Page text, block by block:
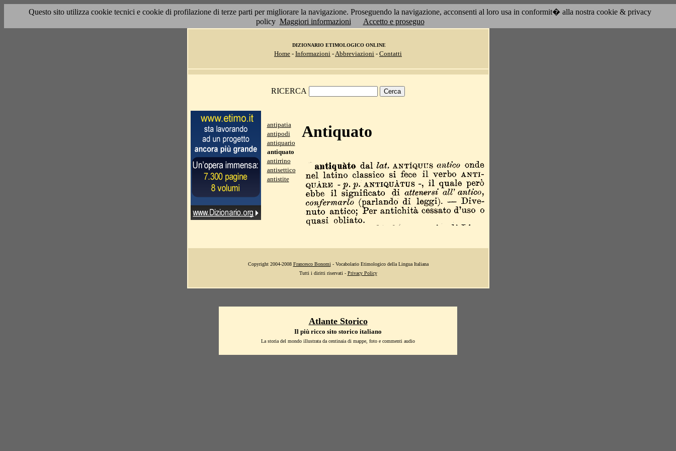
Questo sito utilizza cookie tecnici e cookie di profilazione di terze parti per migliorare la navigazione. Proseguendo la navigazione, acconsenti al loro usa in conformit� alla nostra cookie & privacy
policy Maggiori informazioni Accetto e proseguo
DIZIONARIO ETIMOLOGICO ONLINE
Home - Informazioni -Abbreviazioni - Contatti
RICERCA
antipatia
antipodi
antiquario
antiquato
antirrino
antisettico
antistite
Antiquato
Copyright 2004-2008 Francesco Bonomi - Vocabolario Etimologico della Lingua Italiana
Tutti i diritti riservati - Privacy Policy
Atlante Storico
Il più ricco sito storico italiano
La storia del mondo illustrata da centinaia di mappe, foto e commenti audio